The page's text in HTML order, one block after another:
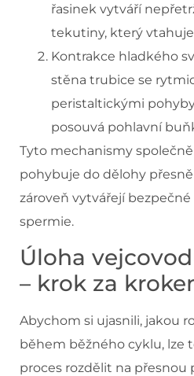
řasinek vytváří
tekutiny, který
Kontrakce hladkého
stěna trubice se
peristaltickými
posouvá pohlavní
Tyto mechanismy
pohybuje do dělohy
zároveň vytvářejí
spermie.
Úloha
– krok za
Abychom si ujasnili, jakou
během běžného cyklu, lze
proces rozdělit na přesnou